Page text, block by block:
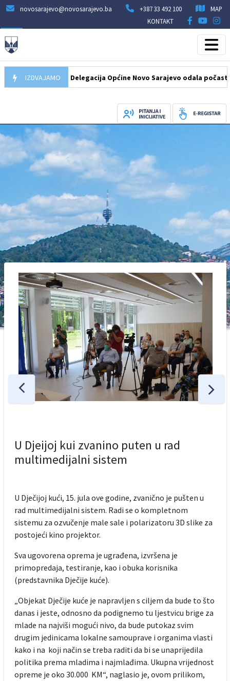
novosarajevo@novosarajevo.ba +387 33 492 100
MAP
KONTAKT
IZDVAJAMO
07.08.2026 Delegacija Općine Novo Sarajevo odala počast
U Djeijoj kui zvanino puten u rad
multimedijalni sistem
U Dječijoj kući, 15. jula ove godine, zvanično je pušten u
rad multimedijalni sistem. Radi se o kompletnom
sistemu za ozvučenje male sale i polarizatoru 3D slike za
postojeći kino projektor.
Sva ugovorena oprema je ugrađena, izvršena je
primopredaja, testiranje, kao i obuka korisnika
(predstavnika Dječije kuće).
„Objekat Dječije kuće je napravljen s ciljem da bude to što
danas i jeste, odnosno da podignemo tu ljestvicu brige za
mlade na najviši mogući nivo, da bude putokaz svim
drugim jedinicama lokalne samouprave i organima vlasti
kako i na koji način se treba raditi da bi se unaprijedila
politika prema mladima i najmlađima. Ukupna vrijednost
opreme je oko 30.000 KM“, naglasio je, ovom prilikom,